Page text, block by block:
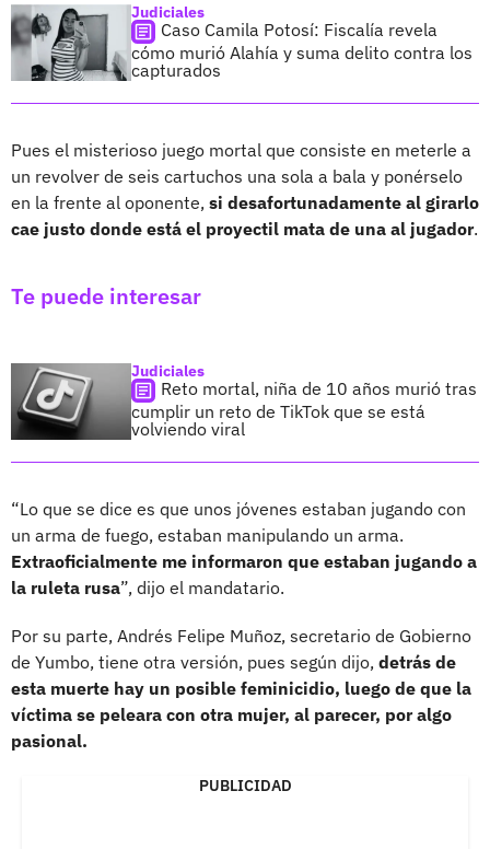
Judiciales
Caso Camila Potosí: Fiscalía revela
cómo murió Alahía y suma delito contra los
capturados
Pues el misterioso juego mortal que consiste en meterle a
un revolver de seis cartuchos una sola a bala y ponérselo
en la frente al oponente, si desafortunadamente al girarlo
cae justo donde está el proyectil mata de una al jugador.
Te puede interesar
Judiciales
Reto mortal, niña de 10 años murió tras
cumplir un reto de TikTok que se está
volviendo viral
“Lo que se dice es que unos jóvenes estaban jugando con
un arma de fuego, estaban manipulando un arma.
Extraoficialmente me informaron que estaban jugando a
la ruleta rusa”, dijo el mandatario.
Por su parte, Andrés Felipe Muñoz, secretario de Gobierno
de Yumbo, tiene otra versión, pues según dijo, detrás de
esta muerte hay un posible feminicidio, luego de que la
víctima se peleara con otra mujer, al parecer, por algo
pasional.
PUBLICIDAD